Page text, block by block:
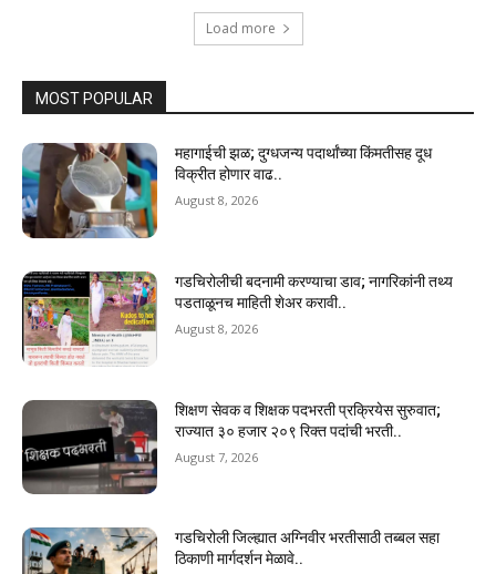
Load more
MOST POPULAR
महागाईची झळ; दुग्धजन्य पदार्थांच्या किंमतीसह दूध
विक्रीत होणार वाढ..
August 8, 2026
गडचिरोलीची बदनामी करण्याचा डाव; नागरिकांनी तथ्य
पडताळूनच माहिती शेअर करावी..
August 8, 2026
शिक्षण सेवक व शिक्षक पदभरती प्रक्रियेस सुरुवात;
राज्यात ३० हजार २०९ रिक्त पदांची भरती..
August 7, 2026
गडचिरोली जिल्ह्यात अग्निवीर भरतीसाठी तब्बल सहा
ठिकाणी मार्गदर्शन मेळावे..